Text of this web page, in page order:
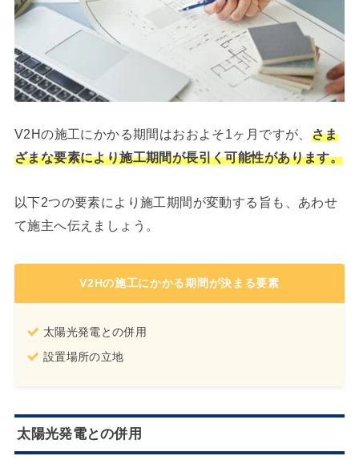
V2Hの施工にかかる期間はおおよそ1ヶ月ですが、 さま
ざまな要素により施工期間が長引く可能性があります。
以下2つの要素により施工期間が変動する旨も、あわせ
て施主へ伝えましょう。
V2Hの施工にかかる期間が決まる要素
太陽光発電との併用
設置場所の立地
太陽光発電との併用